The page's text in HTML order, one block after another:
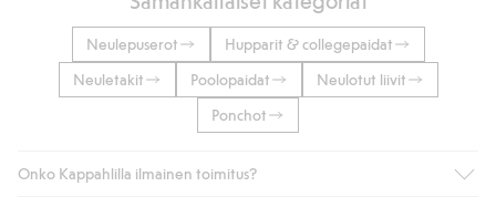
Neulepuserot
Hupparit & collegepaidat
Neuletakit
Poolopaidat
Neulotut liivit
Ponchot
Onko Kappahlilla ilmainen toimitus?